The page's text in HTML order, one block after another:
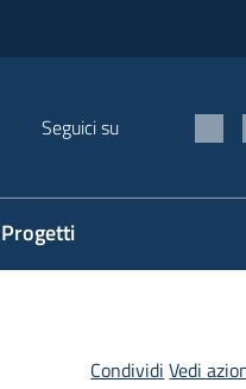
Seguici su
Condividi Vedi